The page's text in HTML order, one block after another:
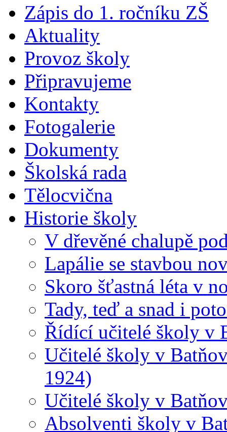
Zápis do 1. ročníku ZŠ
Aktuality
Provoz školy
Připravujeme
Kontakty
Fotogalerie
Dokumenty
Školská rada
Tělocvična
Historie školy
V dřevěné chalupě
Lapálie se stavbou
Skoro šťastná léta v
Tady, teď a snad i
Řídící učitelé školy v
Učitelé školy v
1924)
Učitelé školy v
Absolventi školy v